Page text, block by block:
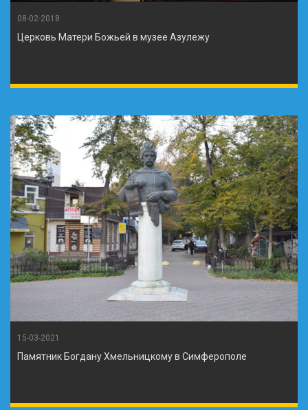
08-02-2018
Церковь Матери Божьей в музее Азулежу
15-03-2021
Памятник Богдану Хмельницкому в Симферополе